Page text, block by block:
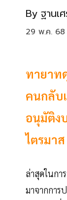
By ฐานเ
29 พ.ค. 68
ทายาท
คนกลับ
อนุมัติง
ไตรมา
ล่าสุดในการ
มาจากกา